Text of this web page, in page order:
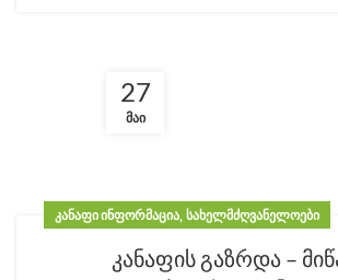
27
ᲛᲐᲘ
ᲙᲐᲜᲐᲤᲘ ᲘᲜᲤᲝᲠᲛᲐᲪᲘᲐ, ᲡᲐᲮᲔᲚᲛᲫᲦᲕᲐᲜᲔᲚᲝᲔᲑᲘ
კანაფის გაზრდა –